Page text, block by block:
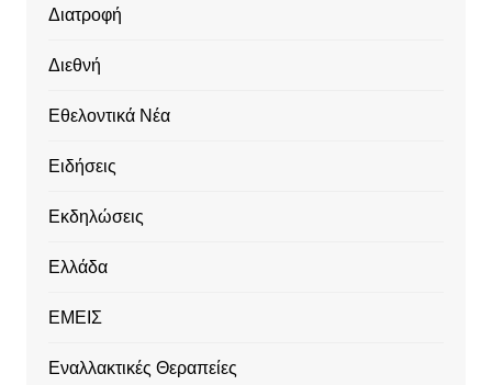
Διατροφή
Διεθνή
Εθελοντικά Νέα
Ειδήσεις
Εκδηλώσεις
Ελλάδα
ΕΜΕΙΣ
Εναλλακτικές Θεραπείες